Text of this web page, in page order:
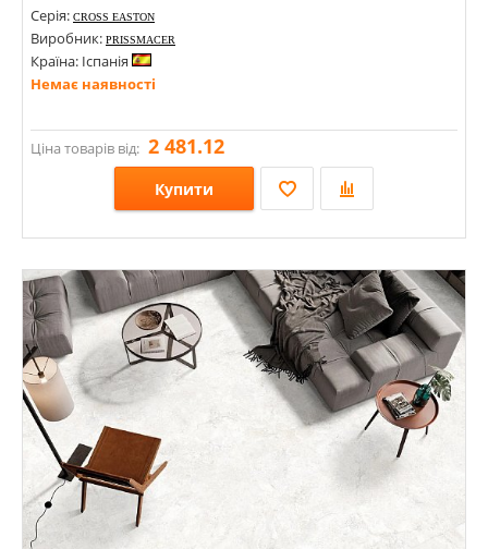
Серія: CROSS EASTON
Виробник: PRISSMACER
Країна: Іспанія
Немає наявності
Ціна товарів від: 2 481.12
Купити
Розміри: 600х1200;
Стилі: Під камінь;
Кольори: